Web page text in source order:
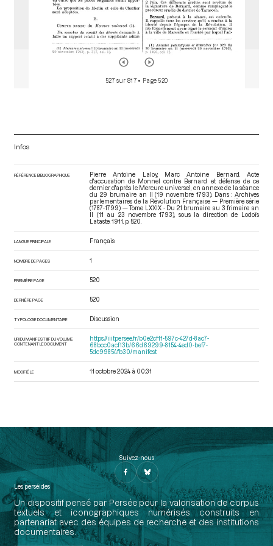
527 sur 817 • Page 520
Infos
RÉFÉRENCE BIBLIOGRAPHIQUE
Pierre Antoine Laloy, Marc Antoine Bernard. Acte
d'accusation de Monnel contre Bernard et défense de ce
dernier, d'après le Mercure universel, en annexe de la séance
du 29 brumaire an II (19 novembre 1793). Dans : Archives
parlementaires de la Révolution Française — Première série
(1787-1799) — Tome LXXIX - Du 21 brumaire au 3 frimaire an
II (11 au 23 novembre 1793) , sous la direction de Lodoïs
Lataste. 1911. p. 520.
LANGUE PRINCIPALE Français
NOMBRE DE PAGES 1
PREMIÈRE PAGE 520
DERNIÈRE PAGE 520
TYPOLOGIE DOCUMENTAIRE Discussion
URI DU MANIFEST IIIF DU VOLUME
CONTENANT LE DOCUMENT
https://iiif.persee.fr/b0e2cf11-597c-427d-8ac7-
68bcc0acf13b/66d69299-8154-4ed0-bef7-
5dc99854fb30/manifest
MODIFIÉ LE 11 octobre 2024 à 00:31
Suivez-nous
Les perséides
Un dispositif pensé par Persée pour la valorisation de corpus
textuels et iconographiques numérisés construits en
partenariat avec des équipes de recherche et des institutions
documentaires.